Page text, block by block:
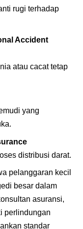
rugi terhadap
Accident
atau cacat tetap
yang
distribusi darat.
pelanggaran kecil
besar dalam
asuransi,
perlindungan
standar